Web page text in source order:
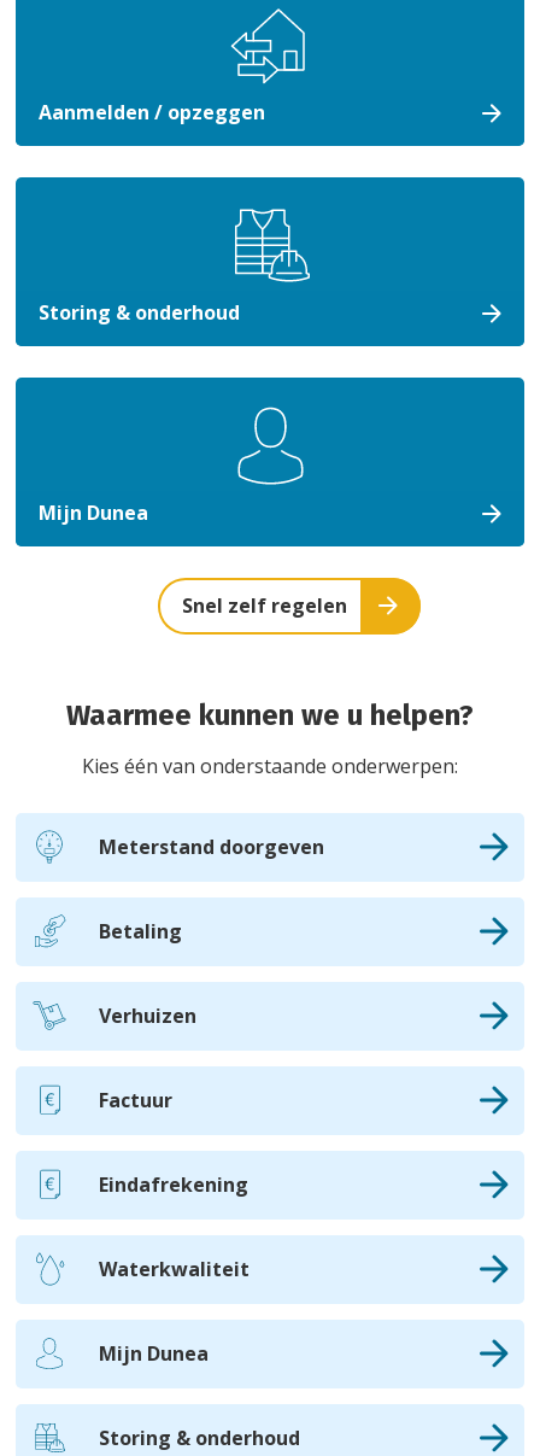
Aanmelden / opzeggen
Storing & onderhoud
Mijn Dunea
Snel zelf regelen
Waarmee kunnen we u helpen?
Kies één van onderstaande onderwerpen:
Meterstand doorgeven
Betaling
Verhuizen
Factuur
Eindafrekening
Waterkwaliteit
Mijn Dunea
Storing & onderhoud